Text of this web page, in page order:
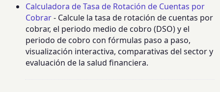
Calculadora de Tasa de Rotación de Cuentas por
Cobrar- Calcule la tasa de rotación de cuentas por
cobrar, el periodo medio de cobro (DSO) y el
periodo de cobro con fórmulas paso a paso,
visualización interactiva, comparativas del sector y
evaluación de la salud financiera.